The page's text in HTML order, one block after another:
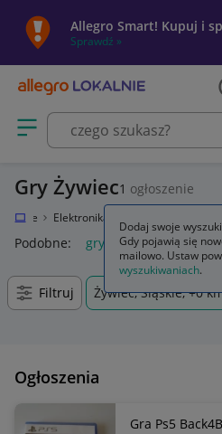
Allegro Smart! Kupuj i
Sprawdź »
Otwórz menu z kategoriami
Gry Żywiec1 ogłoszenie
Elektronika
Podobne: gry gry ps5 gry ps4
Filtruj Żywiec, Śląskie, +0
Ogłoszenia
Gra Ps5
Dodaj swoje
Gdy pojawią się
mailowo. Ustaw
wyszukiwaniach.